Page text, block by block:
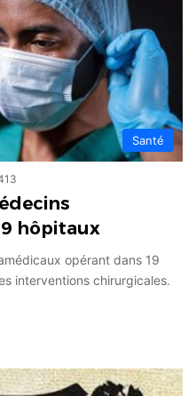
Santé
hôpitaux
opérant dans 19
interventions chirurgicales.